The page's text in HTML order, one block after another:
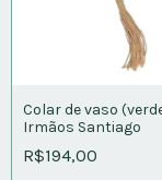
Colar de vaso
Irmãos Santiago
R$194,00